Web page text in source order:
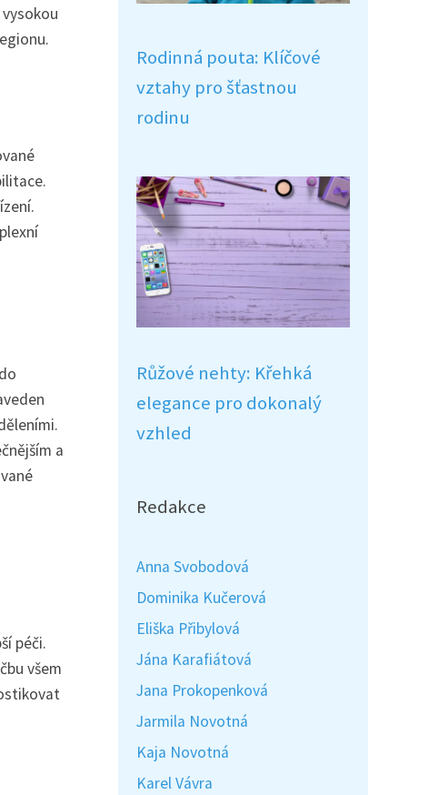
a
péči.
všem
Rodinná pouta: Klíčové
vztahy pro šťastnou
rodinu
Růžové nehty: Křehká
elegance pro dokonalý
vzhled
Redakce
Anna Svobodová
Dominika Kučerová
Eliška Přibylová
Jána Karafiátová
Jana Prokopenková
Jarmila Novotná
Kaja Novotná
Karel Vávra